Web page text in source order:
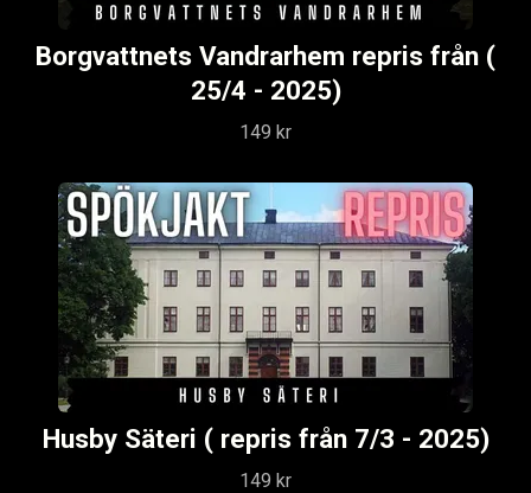
Borgvattnets Vandrarhem repris från (
25/4 - 2025)
149 kr
Husby Säteri ( repris från 7/3 - 2025)
149 kr